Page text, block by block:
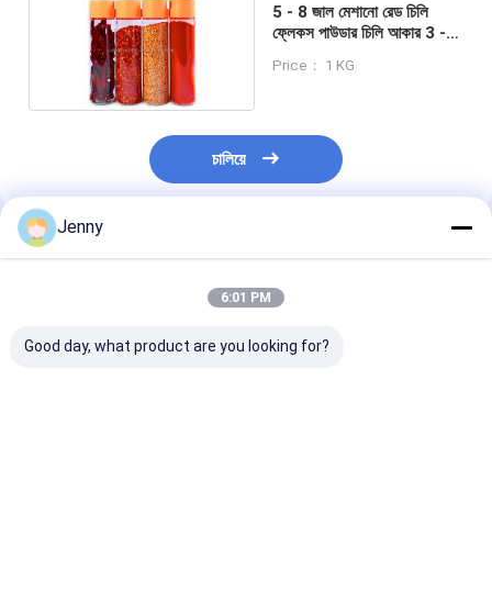
5 - 8 জাল মেশানো রেড চিলি
ফ্লেকস পাউডার চিলি আকার 3 - 5
Price： 1 KG
চালিয়ে
প্রস্তাবিত পণ্য
Jenny
6:01 PM
Good day, what product are you looking for?